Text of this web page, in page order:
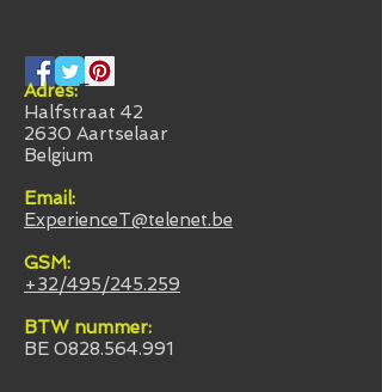
Volg ons:
Please contact us by mail
info@mysite.com
​Adres:E
Halfstraat 42
2630 Aartselaar
Belgium
​Email:
ExperienceT@telenet.be
​GSM:
+32/495/245.259
BTW nummer:
BE 0828.564.991